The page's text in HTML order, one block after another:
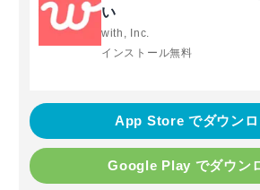
い
with, Inc.
インストール無料
App Store でダウンロ
Google Play でダウン